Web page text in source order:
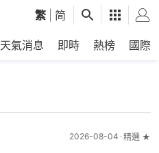
繁 简
天氣消息 即時 熱榜 國際
2026-08-04 精選 ★